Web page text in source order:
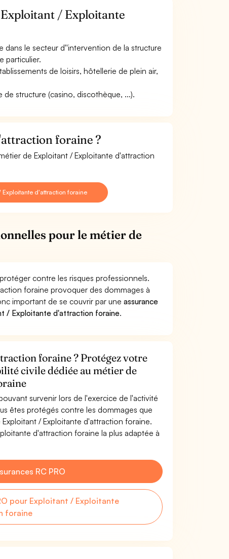
/ Exploitante
le secteur d''intervention de la structure
particulier.
de loisirs, hôtellerie de plein air,
structure (casino, discothèque, ...).
foraine ?
de Exploitant / Exploitante d'attraction
d'attraction foraine
pour le métier de
contre les risques professionnels.
foraine provoquer des dommages à
important de se couvrir par uneassurance
/ Exploitante d'attraction foraine.
foraine ? Protégez votre
civile dédiée au métier de
survenir lors de l'exercice de l'activité
êtes protégés contre les dommages que
/ Exploitante d'attraction foraine.
d'attraction foraine la plus adaptée à
RC PRO
pour Exploitant / Exploitante
foraine